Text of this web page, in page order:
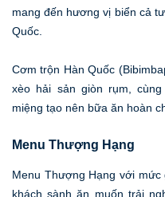
mang đến hương vị biển cả
Quốc.
Cơm trộn Hàn Quốc
xèo hải sản giòn rụm,
miệng tạo nên bữa ăn hoàn
Menu Thượng Hạng
Menu Thượng Hạng với
khách sành ăn muốn trải